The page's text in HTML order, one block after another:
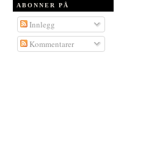
ABONNER PÅ
Innlegg
Kommentarer